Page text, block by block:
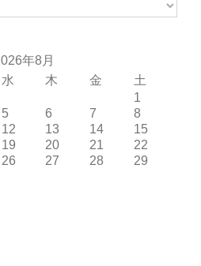
年8月
水 木 金 土
1
5 6 7
8
12 13 14
15
19 20 21
22
26 27 28
29